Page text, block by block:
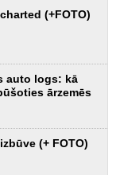
(+FOTO)
auto logs: kā
ārzemēs
(+ FOTO)